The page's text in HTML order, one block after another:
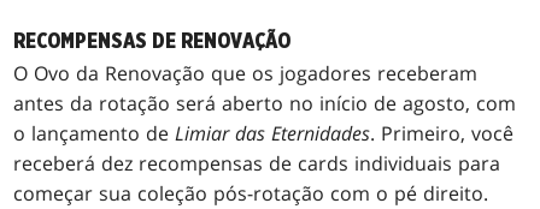
RECOMPENSAS DE RENOVAÇÃO
O Ovo da Renovação que os jogadores receberam
antes da rotação será aberto no início de agosto, com
o lançamento deLimiar das Eternidades. Primeiro, você
receberá dez recompensas de cards individuais para
começar sua coleção pós-rotação com o pé direito.